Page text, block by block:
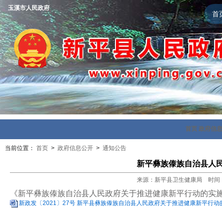
首
玉溪市人民政府
首页 政府信
当前位置： 首页 > 政府信息公开 > 通知公告
新平彝族傣族自治县人
来源：新平县卫生健康局 时
《新平彝族傣族自治县人民政府关于推进健康新平行动的实
新政发〔2021〕27号 新平县彝族傣族自治县人民政府关于推进健康新平行动